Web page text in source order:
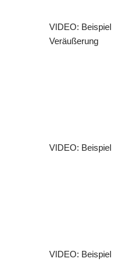
VIDEO:
Veräußerung
VIDEO:
VIDEO: